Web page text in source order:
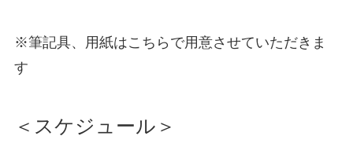
※筆記具、用紙はこちらで用意させていただきま
す
＜スケジュール＞